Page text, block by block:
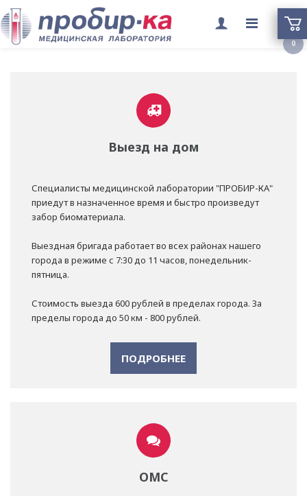
меню
Выезд на дом
Специалисты медицинской лаборатории "ПРОБИР-КА"
приедут в назначенное время и быстро произведут
забор биоматериала.
Выездная бригада работает во всех районах нашего
города в режиме с 7:30 до 11 часов, понедельник-
пятница.
Стоимость выезда 600 рублей в пределах города. За
пределы города до 50 км - 800 рублей.
ПОДРОБНЕЕ
ОМС
0